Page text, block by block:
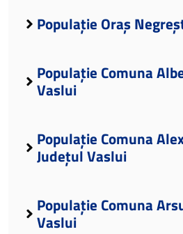
Populație Oraș
Populație Comuna
Vaslui
Populație Comuna
Județul Vaslui
Populație Comuna
Vaslui